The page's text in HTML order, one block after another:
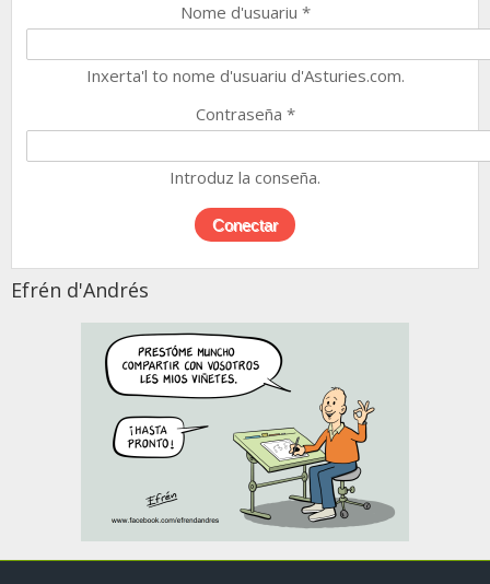
Nome d'usuariu *
Inxerta'l to nome d'usuariu d'Asturies.com.
Contraseña *
Introduz la conseña.
Efrén d'Andrés